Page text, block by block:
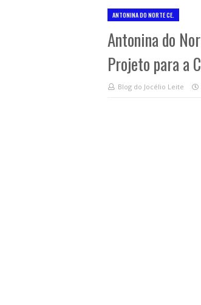
ANTONINA DO NORTE CE.
Antonina do
Projeto para a
Blog do Jocélio Leite